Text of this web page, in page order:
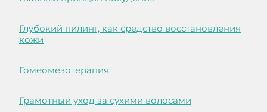
Глубокий пилинг, как средство восстановления
кожи
Гомеомезотерапия
Грамотный уход за сухими волосами